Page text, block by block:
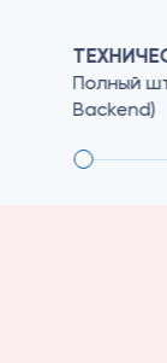
СРОКИ
Сайт под
решении